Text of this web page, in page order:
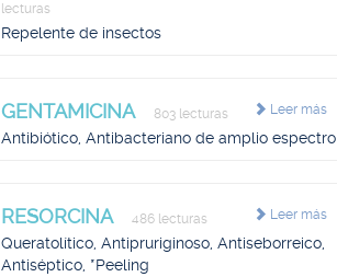
lecturas
Repelente de insectos
Leer más
GENTAMICINA 803 lecturas
Antibiótico, Antibacteriano de amplio espectro
Leer más
RESORCINA 486 lecturas
Queratolítico, Antipruriginoso, Antiseborreico,
Antiséptico, *Peeling